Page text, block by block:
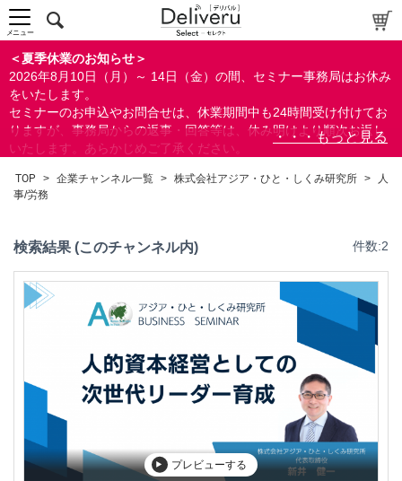
すべて
検索
閉じる
＜夏季休業のお知らせ＞
2026年8月10日（月）～ 14日（金）の間、セミナー事務局はお休み
をいたします。
セミナーのお申込やお問合せは、休業期間中も24時間受け付けてお
りますが、事務局からの返事・回答等は、休み明けより順次お返し
いたします。あらかじめご了承ください。
ができます。
メニュー
TOP > 企業チャンネル一覧 > 株式会社アジア・ひと・しくみ研究所 >
人
事/労務
検索結果 (このチャンネル内) 件数:2
プレビューする